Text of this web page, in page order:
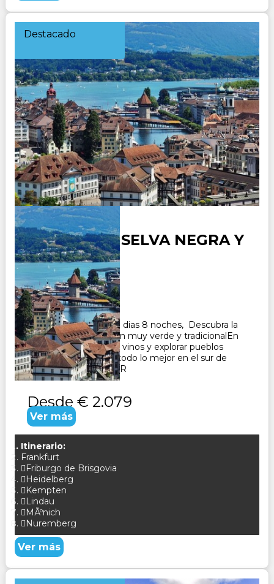
Destacado
ALEMANIA - SELVA NEGRA Y
ALSACIA
Duración:
8Días7Noches
Paquete Turistico de 9 dias 8 noches, Descubra la
Selva Negra, una región muy verde y tradicionalEn
Alsacia podrá degustar vinos y explorar pueblos
pintorescos. Conozca todo lo mejor en el sur de
Alemania CONSULTAR
Desde € 2.079
Ver más
Itinerario:
Frankfurt
Friburgo de Brisgovia
Heidelberg
Kempten
Lindau
MÃºnich
Nuremberg
Ver más